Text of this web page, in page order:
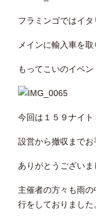
フラミンゴではイ
メインに輸入車を
もってこいのイベン
今回は１５９ナイ
設営から撤収までお
ありがとうございま
主催者の方々も雨
行をしておりました